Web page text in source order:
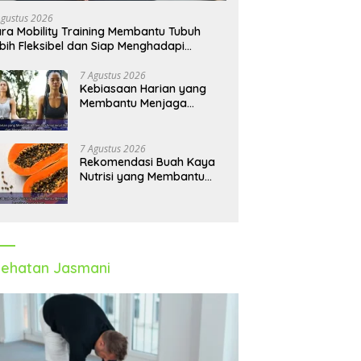
Panjang
2026
Mobility Training Membantu Tubuh
Fleksibel dan Siap Menghadapi
7 Agustus 2026
Kebiasaan Harian yang
Membantu Menjaga
7 Agustus 2026
Rekomendasi Buah Kaya
Nutrisi yang Membantu
Jasmani